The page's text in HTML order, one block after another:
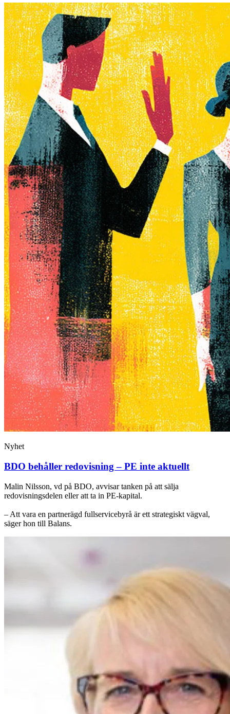
Nyhet
BDO behåller redovisning – PE inte aktuellt
Malin Nilsson, vd på BDO, avvisar tanken på att sälja
redovisningsdelen eller att ta in PE-kapital.
– Att vara en partnerägd fullservicebyrå är ett strategiskt vägval,
säger hon till Balans.